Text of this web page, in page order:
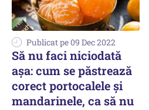
Publicat pe 09 Dec 2022
Să nu faci niciodată
așa: cum se păstrează
corect portocalele și
mandarinele, ca să nu